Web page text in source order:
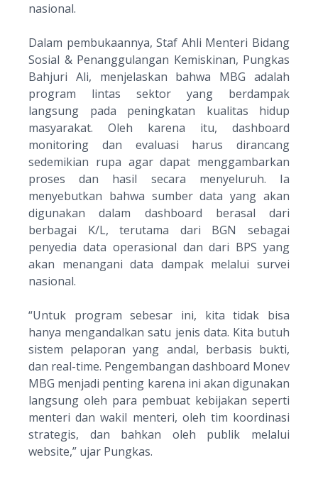
nasional.
Dalam pembukaannya, Staf Ahli Menteri Bidang
Sosial & Penanggulangan Kemiskinan, Pungkas
Bahjuri Ali, menjelaskan bahwa MBG adalah
program lintas sektor yang berdampak
langsung pada peningkatan kualitas hidup
masyarakat. Oleh karena itu, dashboard
monitoring dan evaluasi harus dirancang
sedemikian rupa agar dapat menggambarkan
proses dan hasil secara menyeluruh. Ia
menyebutkan bahwa sumber data yang akan
digunakan dalam dashboard berasal dari
berbagai K/L, terutama dari BGN sebagai
penyedia data operasional dan dari BPS yang
akan menangani data dampak melalui survei
nasional.
“Untuk program sebesar ini, kita tidak bisa
hanya mengandalkan satu jenis data. Kita butuh
sistem pelaporan yang andal, berbasis bukti,
dan real-time. Pengembangan dashboard Monev
MBG menjadi penting karena ini akan digunakan
langsung oleh para pembuat kebijakan seperti
menteri dan wakil menteri, oleh tim koordinasi
strategis, dan bahkan oleh publik melalui
website,” ujar Pungkas.